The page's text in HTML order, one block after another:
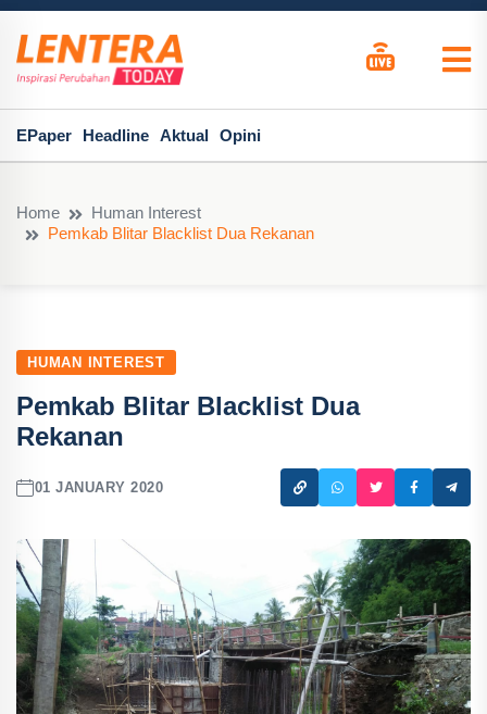
EPaper Headline Aktual Opini
Home
Human Interest
Pemkab Blitar Blacklist Dua Rekanan
HUMAN INTEREST
Pemkab Blitar Blacklist Dua
Rekanan
01 JANUARY 2020